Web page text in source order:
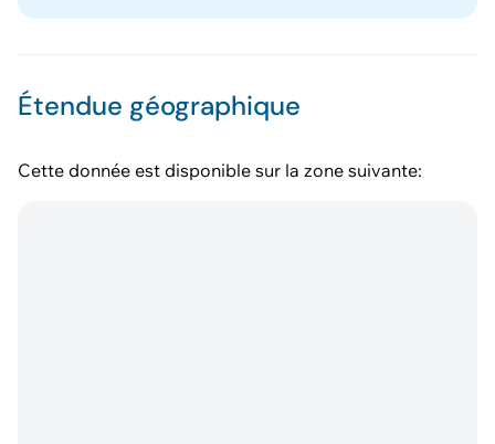
Étendue géographique
Cette donnée est disponible sur la zone suivante: